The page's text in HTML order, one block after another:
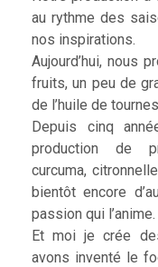
au rythme des
nos inspirations.
Aujourd’hui, nous
fruits, un peu de
de l’huile de
Depuis cinq
production de
curcuma,
bientôt encore
passion qui l’anime.
Et moi je crée
avons inventé le